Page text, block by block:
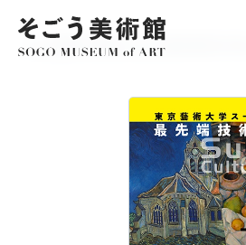
ホーム 展覧会情報 アーカイブ